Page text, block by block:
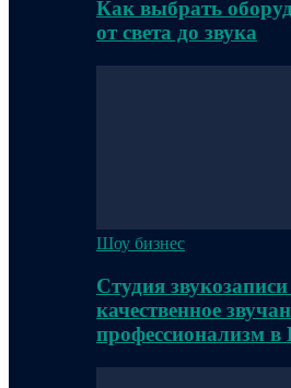
Как выбрать
от света до звука
Шоу бизнес
Студия
качественное
профессионализм в